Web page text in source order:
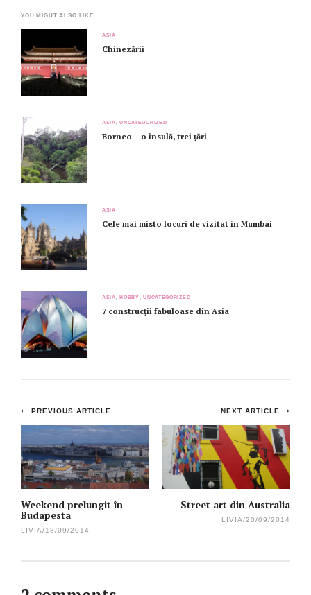
YOU MIGHT ALSO LIKE
ASIA
Chinezării
ASIA UNCATEGORIZED
Borneo – o insulă, trei țări
ASIA
Cele mai misto locuri de vizitat in Mumbai
ASIA HOBBY UNCATEGORIZED
7 construcții fabuloase din Asia
Post
navigation
NEXT ARTICLE
Street art din Australia
LIVIA/20/09/2014
PREVIOUS ARTICLE
Weekend prelungit în
Budapesta
LIVIA/18/09/2014